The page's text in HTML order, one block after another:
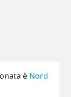
è Nord